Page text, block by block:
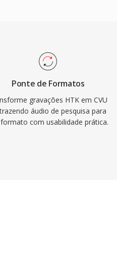
Ponte de Formatos
gravações HTK em CVU
áudio de pesquisa para
com usabilidade prática.